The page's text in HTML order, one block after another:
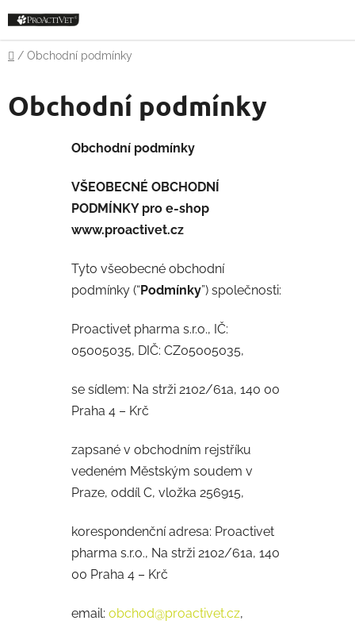
na
obsah
Domů
/ Obchodní podmínky
Obchodní podmínky
Obchodní podmínky
VŠEOBECNÉ OBCHODNÍ
PODMÍNKY pro e-shop
www.proactivet.cz
Tyto všeobecné obchodní
podmínky (“ Podmínky”) společnosti:
Proactivet pharma s.r.o., IČ:
05005035, DIČ: CZ05005035,
se sídlem: Na strži 2102/61a, 140 00
Praha 4 – Krč
zapsané v obchodním rejstříku
vedeném Městským soudem v
Praze, oddíl C, vložka 256915,
korespondenční adresa: Proactivet
pharma s.r.o., Na strži 2102/61a, 140
00 Praha 4 – Krč
email: obchod@proactivet.cz,